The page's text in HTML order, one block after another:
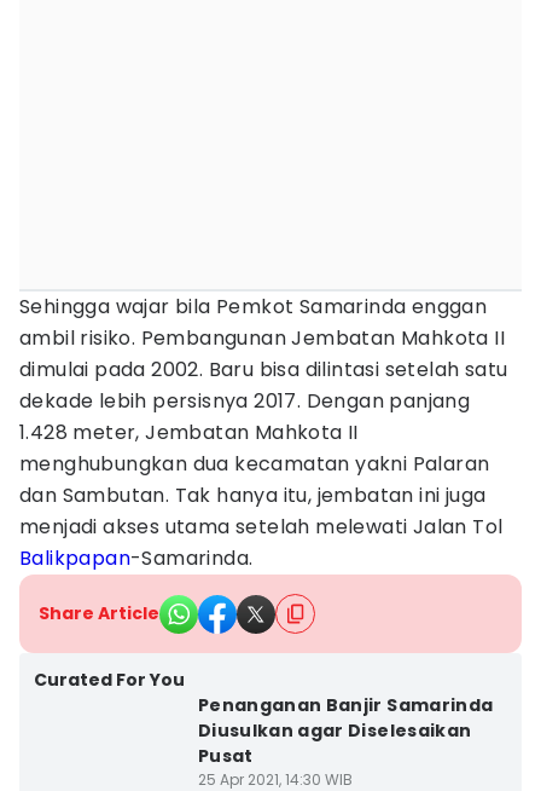
Sehingga wajar bila Pemkot Samarinda enggan
ambil risiko. Pembangunan Jembatan Mahkota II
dimulai pada 2002. Baru bisa dilintasi setelah satu
dekade lebih persisnya 2017. Dengan panjang
1.428 meter, Jembatan Mahkota II
menghubungkan dua kecamatan yakni Palaran
dan Sambutan. Tak hanya itu, jembatan ini juga
menjadi akses utama setelah melewati Jalan Tol
Balikpapan-Samarinda.
Share Article
Curated For You
Penanganan Banjir Samarinda
Diusulkan agar Diselesaikan
Pusat
25 Apr 2021, 14:30 WIB